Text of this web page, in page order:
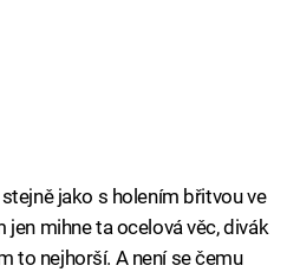
jako s holením břitvou ve
mihne ta ocelová věc, divák
to nejhorší. A není se čemu